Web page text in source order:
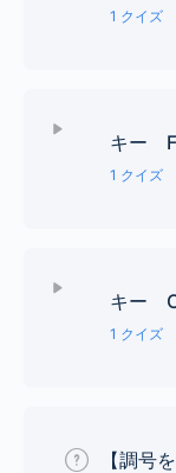
エンハーモ
1 クイズ
エンハーモ
キー
1 クイズ
エンハーモ
キー
1 クイズ
【調号